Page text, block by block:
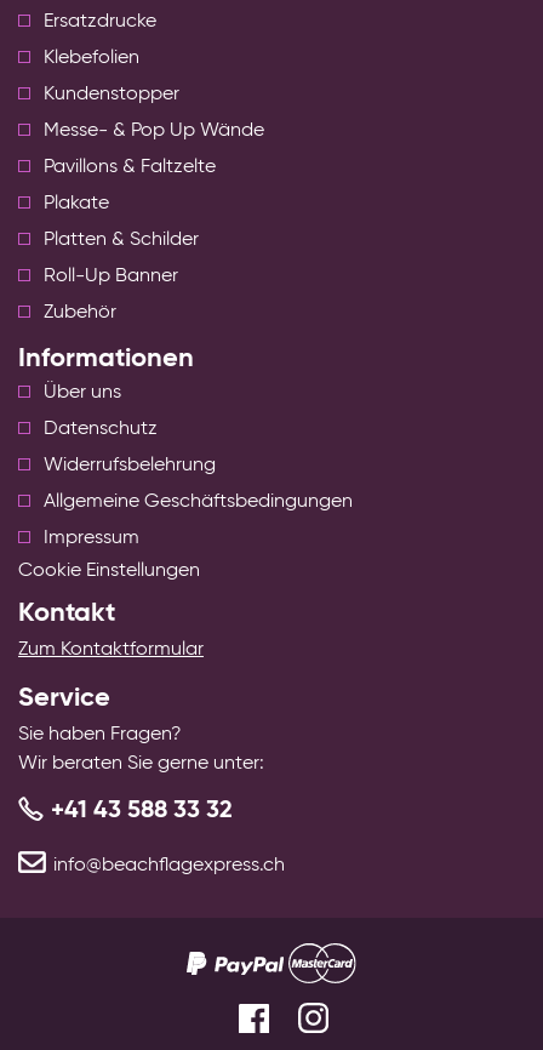
Ersatzdrucke
Klebefolien
Kundenstopper
Messe- & Pop Up Wände
Pavillons & Faltzelte
Plakate
Platten & Schilder
Roll-Up Banner
Zubehör
Informationen
Über uns
Datenschutz
Widerrufsbelehrung
Allgemeine Geschäftsbedingungen
Impressum
Cookie Einstellungen
Kontakt
Zum Kontaktformular
Service
Sie haben Fragen?
Wir beraten Sie gerne unter:
+41 43 588 33 32
info@beachflagexpress.ch